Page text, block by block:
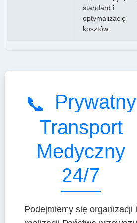
standard i
optymalizację
kosztów.
📞
Prywatny
Transport
Medyczny
24/7
Podejmiemy się organizacji i